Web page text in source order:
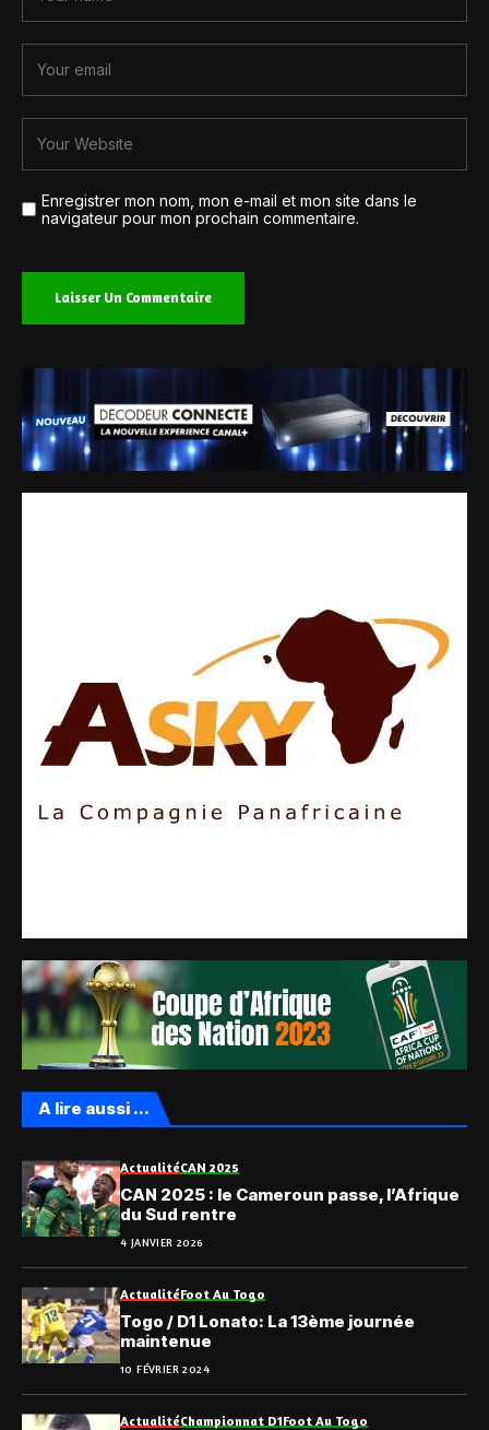
Enregistrer mon nom, mon e-mail et mon site dans le
navigateur pour mon prochain commentaire.
A lire aussi ...
ActualitéCAN 2025
CAN 2025 : le Cameroun passe, l’Afrique
du Sud rentre
4 JANVIER 2026
ActualitéFoot Au Togo
Togo / D1 Lonato: La 13ème journée
maintenue
10 FÉVRIER 2024
ActualitéChampionnat D1Foot Au Togo